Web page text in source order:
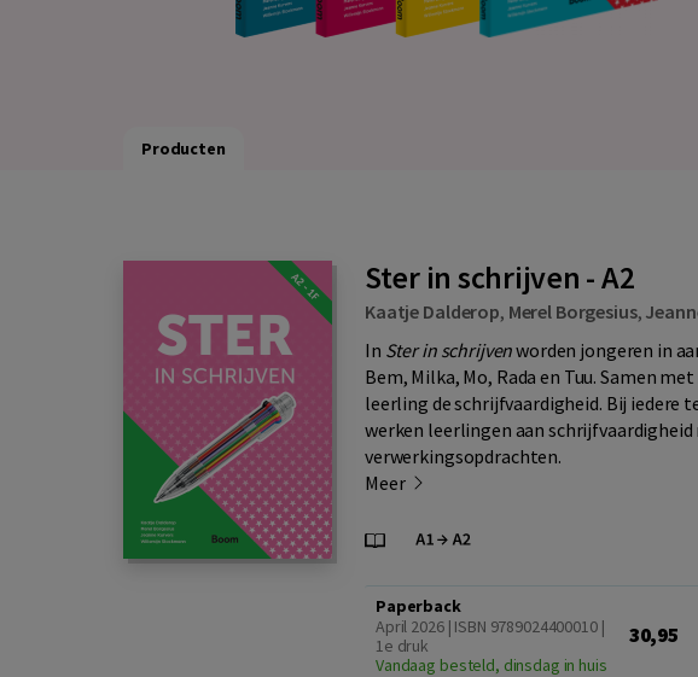
Producten
Ster in schrijven - A2
Kaatje Dalderop, Merel Borgesius,
In Ster in schrijvenworden jongeren in
Bem, Milka, Mo, Rada en Tuu. Samen
leerling de schrijfvaardigheid. Bij iedere
werken leerlingen aan
verwerkingsopdrachten.
Meer
Paperback
April 2026 | ISBN 9789024400010 |
1e druk
Vandaag besteld, dinsdag in huis
30,95